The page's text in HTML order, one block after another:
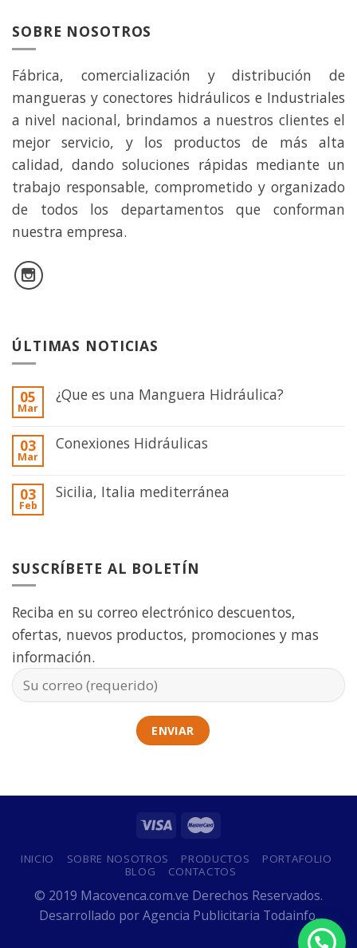
SOBRE NOSOTROS
Fábrica, comercialización y distribución de
mangueras y conectores hidráulicos e Industriales
a nivel nacional, brindamos a nuestros clientes el
mejor servicio, y los productos de más alta
calidad, dando soluciones rápidas mediante un
trabajo responsable, comprometido y organizado
de todos los departamentos que conforman
nuestra empresa.
ÚLTIMAS NOTICIAS
05
Mar
¿Que es una Manguera Hidráulica?
03
Mar
Conexiones Hidráulicas
03
Feb
Sicilia, Italia mediterránea
SUSCRÍBETE AL BOLETÍN
Reciba en su correo electrónico descuentos,
ofertas, nuevos productos, promociones y mas
información.
INICIO SOBRE NOSOTROS PRODUCTOS
PORTAFOLIO
BLOG
CONTACTOS
© 2019 Macovenca.com.ve Derechos Reservados.
Desarrollado porAgencia Publicitaria Todainfo.